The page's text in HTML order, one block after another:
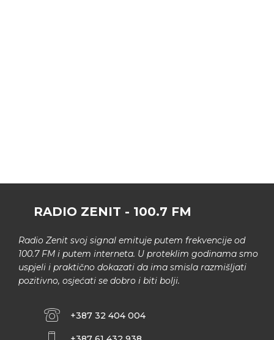
RADIO ZENIT - 100.7 FM
Radio Zenit svoj signal emituje putem frekvencije od
100.7 FM i putem interneta. U proteklim godinama smo
uspjeli i praktično dokazati da ima smisla razmišljati
pozitivno, osjećati se dobro i biti bolji.
+387 32 404 004